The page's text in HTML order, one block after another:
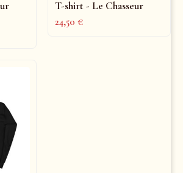
T-shirt - Le Chasseur
24,50€